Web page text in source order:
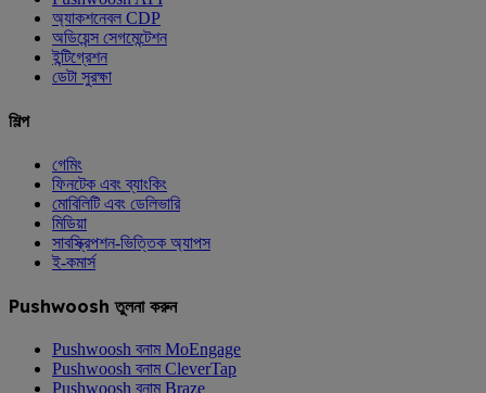
অ্যাকশনেবল CDP
অডিয়েন্স সেগমেন্টেশন
ইন্টিগ্রেশন
ডেটা সুরক্ষা
শিল্প
গেমিং
ফিনটেক এবং ব্যাংকিং
মোবিলিটি এবং ডেলিভারি
মিডিয়া
সাবস্ক্রিপশন-ভিত্তিক অ্যাপস
ই-কমার্স
Pushwoosh তুলনা করুন
Pushwoosh বনাম MoEngage
Pushwoosh বনাম CleverTap
Pushwoosh বনাম Braze